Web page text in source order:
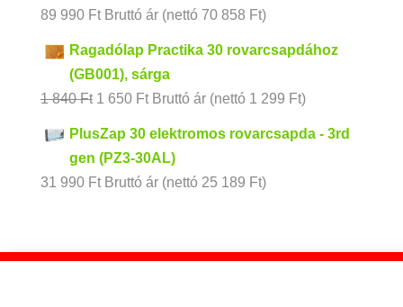
89 990 Ft Bruttó ár (nettó 70 858 Ft)
Ragadólap Practika 30 rovarcsapdához
(GB001), sárga
1 840Ft Original
was:
1
1 650 FtCurrent
650 Ft.
Bruttó ár (nettó 1 299 Ft)
PlusZap 30 elektromos rovarcsapda - 3rd
gen (PZ3-30AL)
31 990 Ft Bruttó ár (nettó 25 189 Ft)